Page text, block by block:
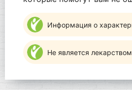
Информация о
Не является